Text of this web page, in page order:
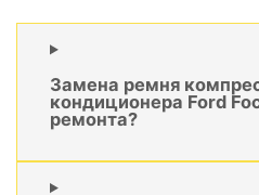
Замена ремня
кондиционера Ford
ремонта?